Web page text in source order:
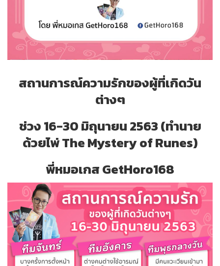
สถานการณ์ความรักของผู้ที่เกิดวัน
ต่างๆ
ช่วง 16-30 มิถุนายน 2563 (ทำนาย
ด้วยไพ่ The Mystery of Runes)
พี่หมอเกสGetHoro168